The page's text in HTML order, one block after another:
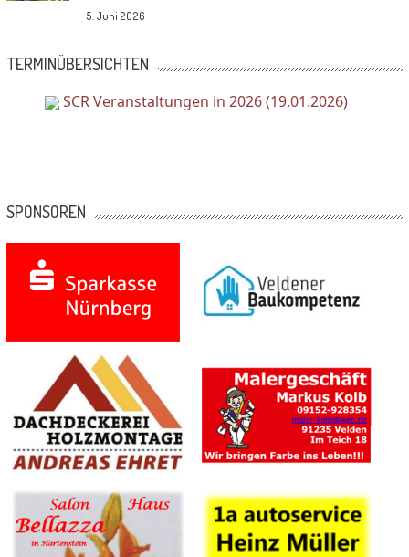
5. Juni 2026
TERMINÜBERSICHTEN
SCR Veranstaltungen in 2026 (19.01.2026)
SPONSOREN